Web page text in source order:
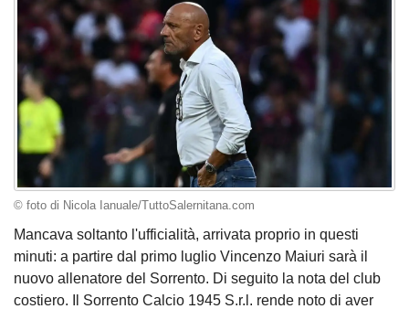
© foto di Nicola Ianuale/TuttoSalernitana.com
Mancava soltanto l'ufficialità, arrivata proprio in questi
minuti: a partire dal primo luglio Vincenzo Maiuri sarà il
nuovo allenatore del Sorrento. Di seguito la nota del club
costiero. Il Sorrento Calcio 1945 S.r.l. rende noto di aver